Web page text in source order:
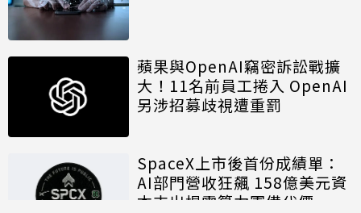
蘋果與OpenAI竊密訴訟戰擴
大！11名前員工捲入 OpenAI
另涉招募歧視遭重罰
SpaceX上市後首份成績單：
AI部門營收狂飆 158億美元資
本支出揭露算力軍備代價